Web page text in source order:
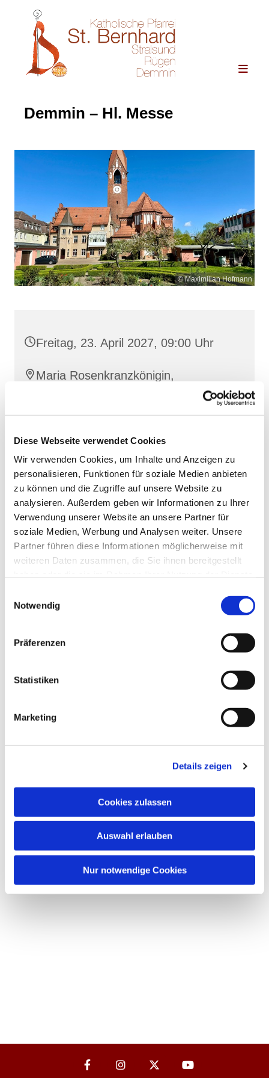
Diese Webseite verwendet Cookies
Wir verwenden Cookies, um Inhalte und Anzeigen zu
personalisieren, Funktionen für soziale Medien anbieten
zu können und die Zugriffe auf unsere Website zu
analysieren. Außerdem geben wir Informationen zu Ihrer
Verwendung unserer Website an unsere Partner für
soziale Medien, Werbung und Analysen weiter. Unsere
Partner führen diese Informationen möglicherweise mit
weiteren Daten zusammen, die Sie ihnen bereitgestellt
Notwendig
Präferenzen
Statistiken
Marketing
Details zeigen
Cookies zulassen
Auswahl erlauben
Nur notwendige Cookies
Demmin – Hl. Messe
© Maximilian Hofmann
Freitag, 23. April 2027, 09:00 Uhr
Maria Rosenkranzkönigin,